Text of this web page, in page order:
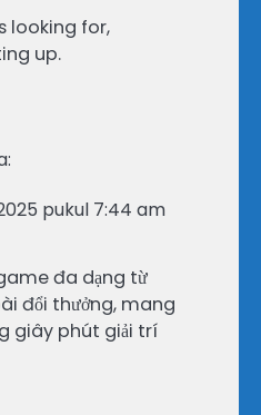
looking for,
up.
pukul 7:44 am
đa dạng từ
đổi thưởng, mang
giây phút giải trí